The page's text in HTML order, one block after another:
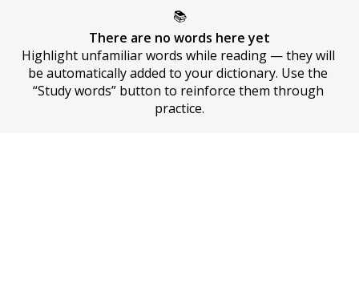
📚
There are no words here yet
Highlight unfamiliar words while reading — they will
be automatically added to your dictionary. Use the
“Study words” button to reinforce them through
practice.